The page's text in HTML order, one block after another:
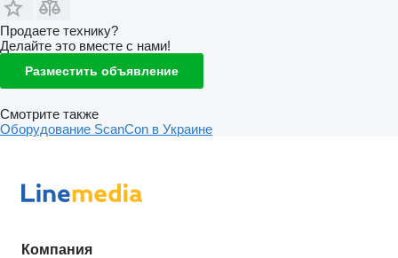
Продаете технику?
Делайте это вместе с нами!
Разместить объявление
Смотрите также
Оборудование ScanCon в Украине
Компания